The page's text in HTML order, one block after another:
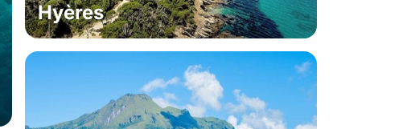
Hyères